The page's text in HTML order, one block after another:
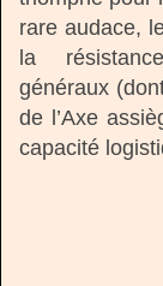
rare audace,
la
généraux
de l’Axe
capacité